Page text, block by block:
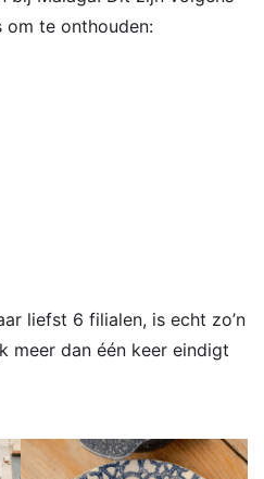
om te onthouden:
liefst 6 filialen, is echt zo’n
meer dan één keer eindigt